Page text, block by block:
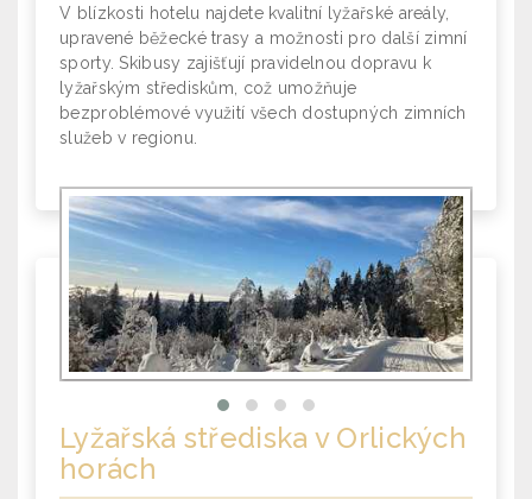
V blízkosti hotelu najdete kvalitní lyžařské areály,
upravené běžecké trasy a možnosti pro další zimní
sporty. Skibusy zajišťují pravidelnou dopravu k
lyžařským střediskům, což umožňuje
bezproblémové využití všech dostupných zimních
služeb v regionu.
Lyžařská střediska v Orlických
horách